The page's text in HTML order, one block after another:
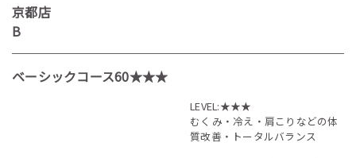
京都店
B
ベーシックコース60★★★
LEVEL:★★★
むくみ・冷え・肩こりなどの体
質改善・トータルバランス